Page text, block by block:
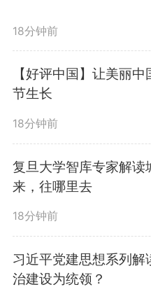
18分钟前
【好评中国】让美丽
节生长
18分钟前
复旦大学智库专家解读
来，往哪里去
18分钟前
习近平党建思想系列
治建设为统领？